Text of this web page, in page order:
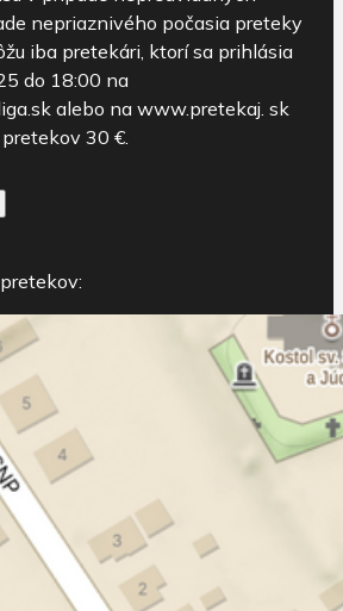
nepriaznivého počasia preteky
iba pretekári, ktorí sa prihlásia
do 18:00 na
alebo na www.pretekaj. sk
30 €.